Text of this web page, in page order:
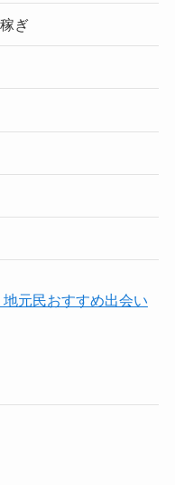
ぎ
元民おすすめ出会い